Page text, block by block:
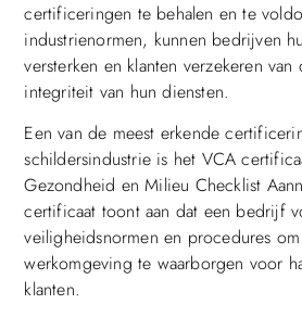
certificeringen te behalen en te
industrienormen, kunnen bedrijven
versterken en klanten verzekeren
integriteit van hun diensten.
Een van de meest erkende
schildersindustrie is het VCA
Gezondheid en Milieu Checklist
certificaat toont aan dat een bedrijf
veiligheidsnormen en procedures
werkomgeving te waarborgen voor
klanten.